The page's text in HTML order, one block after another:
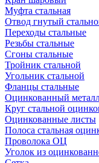
Муфта стальная
Отвод гнутый
Переходы стальные
Резьбы стальные
Сгоны стальные
Тройник стальной
Угольник стальной
Фланцы стальные
Оцинкованный
Круг стальной
Оцинкованные листы
Полоса стальная
Проволока ОЦ
Уголок из